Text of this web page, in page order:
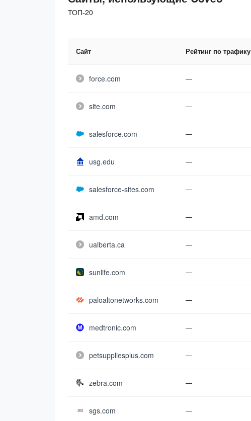
ТОП-20
Сайт Рейтинг по трафику
force.com —
site.com —
salesforce.com —
usg.edu —
salesforce-sites.com —
amd.com —
ualberta.ca —
sunlife.com —
paloaltonetworks.com —
medtronic.com —
petsuppliesplus.com —
zebra.com —
sgs.com —